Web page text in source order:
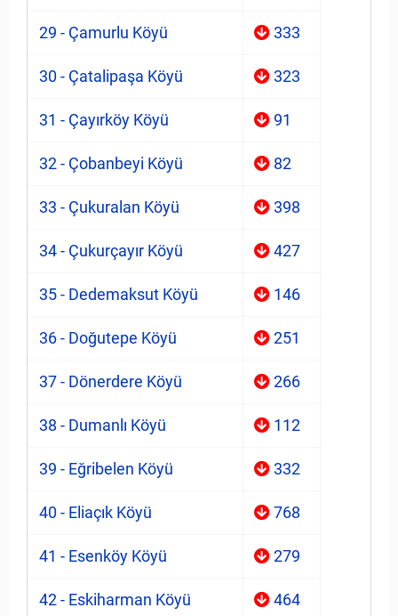
29 - Çamurlu Köyü 333
30 - Çatalipaşa Köyü 323
31 - Çayırköy Köyü 91
32 - Çobanbeyi Köyü 82
33 - Çukuralan Köyü 398
34 - Çukurçayır Köyü 427
35 - Dedemaksut Köyü 146
36 - Doğutepe Köyü 251
37 - Dönerdere Köyü 266
38 - Dumanlı Köyü 112
39 - Eğribelen Köyü 332
40 - Eliaçık Köyü 768
41 - Esenköy Köyü 279
42 - Eskiharman Köyü 464